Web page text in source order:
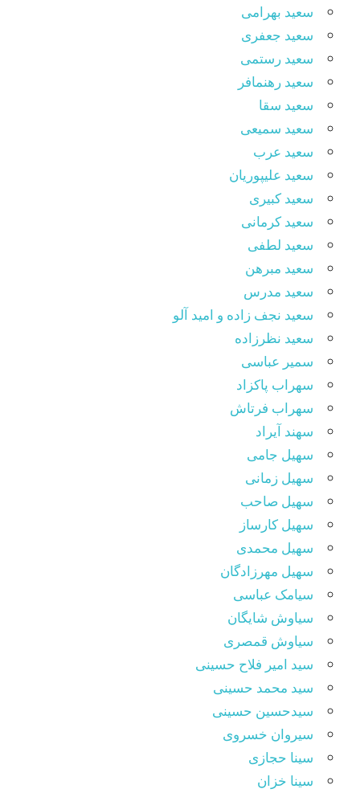
سعید بهرامی
سعید جعفری
سعید رستمی
سعید رهنمافر
سعید سقا
سعید سمیعی
سعید عرب
سعید علیپوریان
سعید کبیری
سعید کرمانی
سعید لطفی
سعید مبرهن
سعید مدرس
سعید نجف زاده و امید آلو
سعید نظرزاده
سمیر عباسی
سهراب پاکزاد
سهراب فرتاش
سهند آیراد
سهیل جامی
سهیل زمانی
سهیل صاحب
سهیل کارساز
سهیل محمدی
سهیل مهرزادگان
سیامک عباسی
سیاوش شایگان
سیاوش قمصری
سید امیر فلاح حسینی
سید محمد حسینی
سیدحسین حسینی
سیروان خسروی
سینا حجازی
سینا خزان